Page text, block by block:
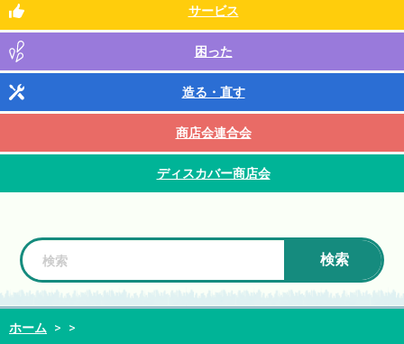
サービス
困った
造る・直す
商店会連合会
ディスカバー商店会
検索
ホーム > >